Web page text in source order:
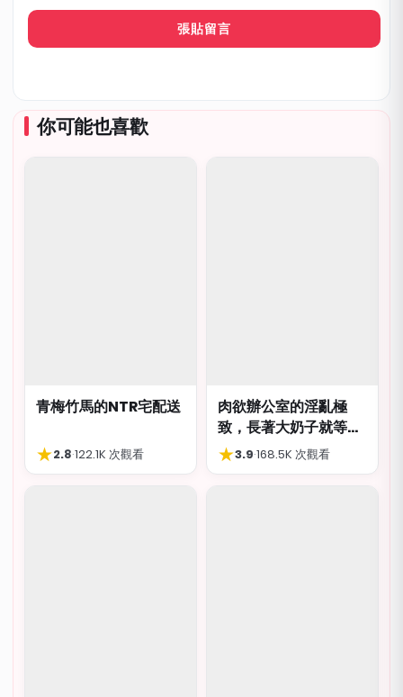
郵
你可能也喜歡
青梅竹馬的NTR宅配送
★2.8·122.1K 次觀看
肉欲辦公室的淫亂極
致，長著大奶子就等著
被猥褻侮辱
★3.9·168.5K 次觀看